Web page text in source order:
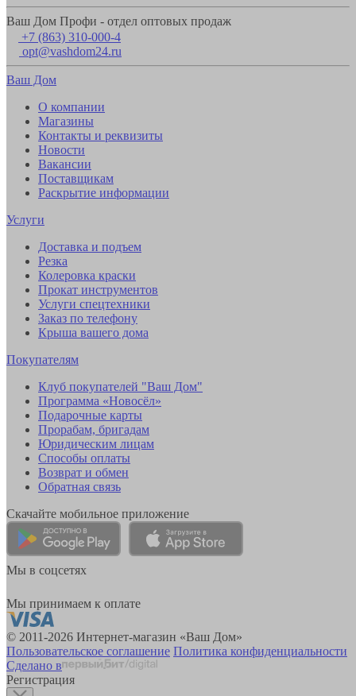
Ваш Дом Профи - отдел оптовых продаж
+7 (863) 310-000-4
opt@vashdom24.ru
Ваш Дом
О компании
Магазины
Контакты и реквизиты
Новости
Вакансии
Поставщикам
Раскрытие информации
Услуги
Доставка и подъем
Резка
Колеровка краски
Прокат инструментов
Услуги спецтехники
Заказ по телефону
Крыша вашего дома
Покупателям
Клуб покупателей "Ваш Дом"
Программа «Новосёл»
Подарочные карты
Прорабам, бригадам
Юридическим лицам
Способы оплаты
Возврат и обмен
Обратная связь
Скачайте мобильное приложение
Мы в соцсетях
Мы принимаем к оплате
© 2011-2026 Интернет-магазин «Ваш Дом»
Пользовательское соглашение Политика конфиденциальности
Сделано в
Регистрация